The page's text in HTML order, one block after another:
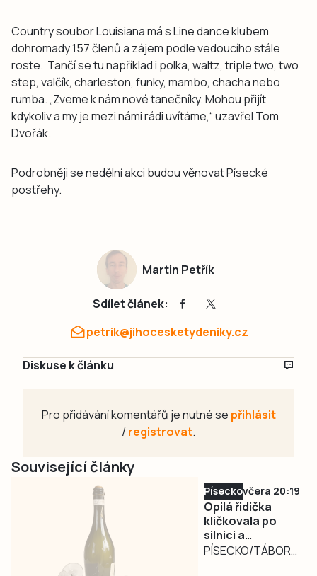
Country soubor Louisiana má s Line dance klubem
dohromady 157 členů a zájem podle vedoucího stále
roste. Tančí se tu například i polka, waltz, triple two, two
step, valčík, charleston, funky, mambo, chacha nebo
rumba.„Zveme k nám nové tanečníky. Mohou přijít
kdykoliv a my je mezi námi rádi uvítáme,“uzavřel Tom
Dvořák.
Podrobněji se nedělní akci budou věnovat Písecké
postřehy.
Martin Petřík
Sdílet článek:
petrik@jihocesketydeniky.cz
Diskuse k článku
Pro přidávání komentářů je nutné se přihlásit
/registrovat.
Související články
Píseckovčera 20:19
Opilá řidička
kličkovala po
silnici a
ohrožovala
PÍSECKO/TÁBORSKO